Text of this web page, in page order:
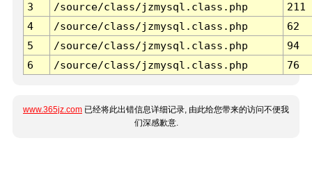
3 /source/class/jzmysql.class.php
211
4
/source/class/jzmysql.class.php
62
5
/source/class/jzmysql.class.php
94
6
/source/class/jzmysql.class.php 76
www.365jz.com 已经将此出错信息详细记录, 由此给您带来的访问不便我
们深感歉意.